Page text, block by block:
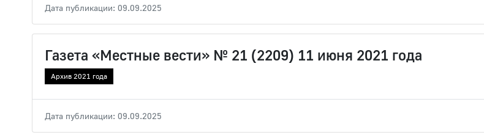
Дата публикации: 09.09.2025
Газета «Местные вести» № 21 (2209) 11 июня 2021 года
Архив 2021 года
Дата публикации: 09.09.2025